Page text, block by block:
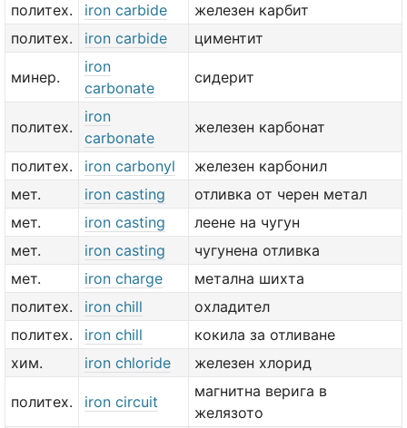
политех.
iron carbide
железен карбит
политех.
iron carbide циментит
минер.
iron
carbonate
сидерит
политех.
iron
carbonate
железен карбонат
политех. iron carbonyl
железен карбонил
мет.
iron casting
отливка от черен метал
мет.
iron casting
леене на чугун
мет.
iron casting
чугунена отливка
мет.
iron charge
метална шихта
политех.
iron chill
охладител
политех.
iron chill
кокила за отливане
хим.
iron chloride железен хлорид
политех. iron circuit
магнитна верига в
желязото